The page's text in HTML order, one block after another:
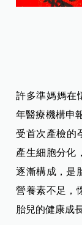
許多準媽媽在
年醫療機構申
受首次產檢的
產生細胞分化
逐漸構成，是
營養素不足，
胎兒的健康成長